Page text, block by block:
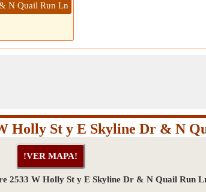
N Quail Run Ln
Holly St y E Skyline Dr & N
2533 W Holly St y E Skyline Dr & N Quail Run